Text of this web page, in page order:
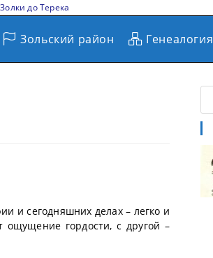
до Терека
Зольский район Генеалогия
и сегодняшних делах – легко и
ощущение гордости, с другой –